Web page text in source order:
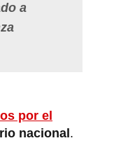
a
por el
nacional.